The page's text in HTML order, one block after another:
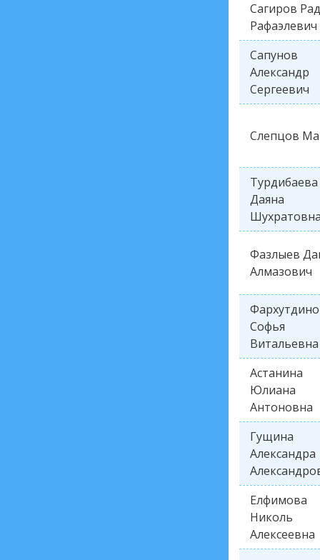
Сагиров
Рафаэлевич
Сапунов
Александр
Сергеевич
Слепцов
Турдибаева
Даяна
Фазлыев
Алмазович
Софья
Витальевна
Астанина
Юлиана
Антоновна
Гущина
Александра
Елфимова
Николь
Алексеевна